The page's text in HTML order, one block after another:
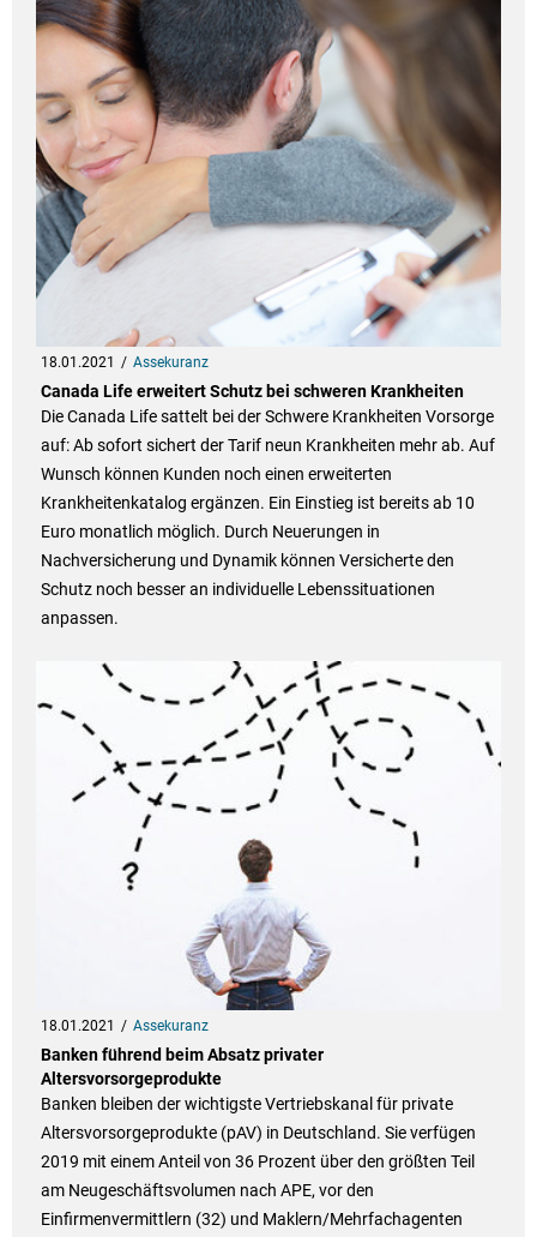
18.01.2021 Assekuranz
Canada Life erweitert Schutz bei schweren Krankheiten
Die Canada Life sattelt bei der Schwere Krankheiten Vorsorge
auf: Ab sofort sichert der Tarif neun Krankheiten mehr ab. Auf
Wunsch können Kunden noch einen erweiterten
Krankheitenkatalog ergänzen. Ein Einstieg ist bereits ab 10
Euro monatlich möglich. Durch Neuerungen in
Nachversicherung und Dynamik können Versicherte den
Schutz noch besser an individuelle Lebenssituationen
anpassen.
18.01.2021 Assekuranz
Banken führend beim Absatz privater
Altersvorsorgeprodukte
Banken bleiben der wichtigste Vertriebskanal für private
Altersvorsorgeprodukte (pAV) in Deutschland. Sie verfügen
2019 mit einem Anteil von 36 Prozent über den größten Teil
am Neugeschäftsvolumen nach APE, vor den
Einfirmenvermittlern (32) und Maklern/Mehrfachagenten